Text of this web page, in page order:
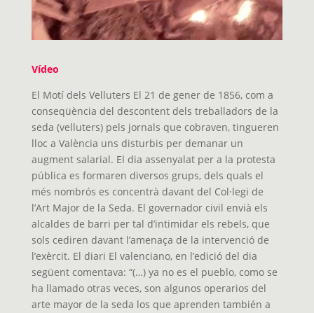
Vídeo
El Motí dels Velluters El 21 de gener de 1856, com a
conseqüència del descontent dels treballadors de la
seda (velluters) pels jornals que cobraven, tingueren
lloc a València uns disturbis per demanar un
augment salarial. El dia assenyalat per a la protesta
pública es formaren diversos grups, dels quals el
més nombrós es concentrà davant del Col·legi de
l’Art Major de la Seda. El governador civil envià els
alcaldes de barri per tal d’intimidar els rebels, que
sols cediren davant l’amenaça de la intervenció de
l’exèrcit. El diari El valenciano, en l’edició del dia
següent comentava: “(…) ya no es el pueblo, como se
ha llamado otras veces, son algunos operarios del
arte mayor de la seda los que aprenden también a